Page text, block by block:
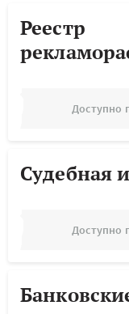
Реестр
Доступно
Судебная
Доступно